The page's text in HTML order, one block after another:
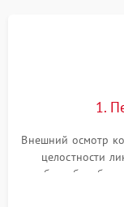
защиты от
Поломка системы
1.
Внешний осмотр
целостности
работы
параллакса